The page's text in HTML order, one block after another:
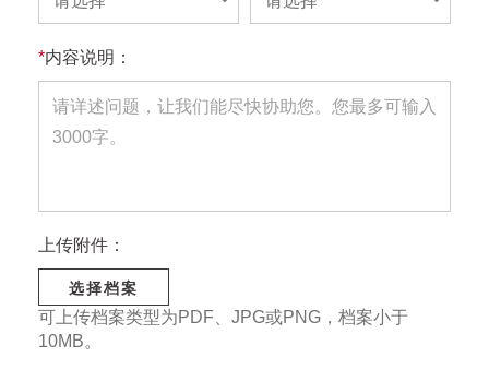
*内容说明：
上传附件：
选择档案
可上传档案类型为PDF、JPG或PNG，档案小于
10MB。